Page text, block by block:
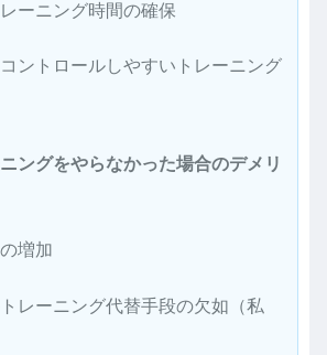
ーニング時間の確保
ントロールしやすいトレーニング
ングをやらなかった場合のデメリ
増加
レーニング代替手段の欠如（私